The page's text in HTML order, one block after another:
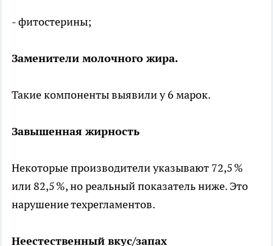
- фитостерины;
Заменители молочного жира.
Такие компоненты выявили у 6 марок.
Завышенная жирность
Некоторые производители указывают 72,5 %
или 82,5 %, но реальный показатель ниже. Это
нарушение техрегламентов.
Неестественный вкус/запах